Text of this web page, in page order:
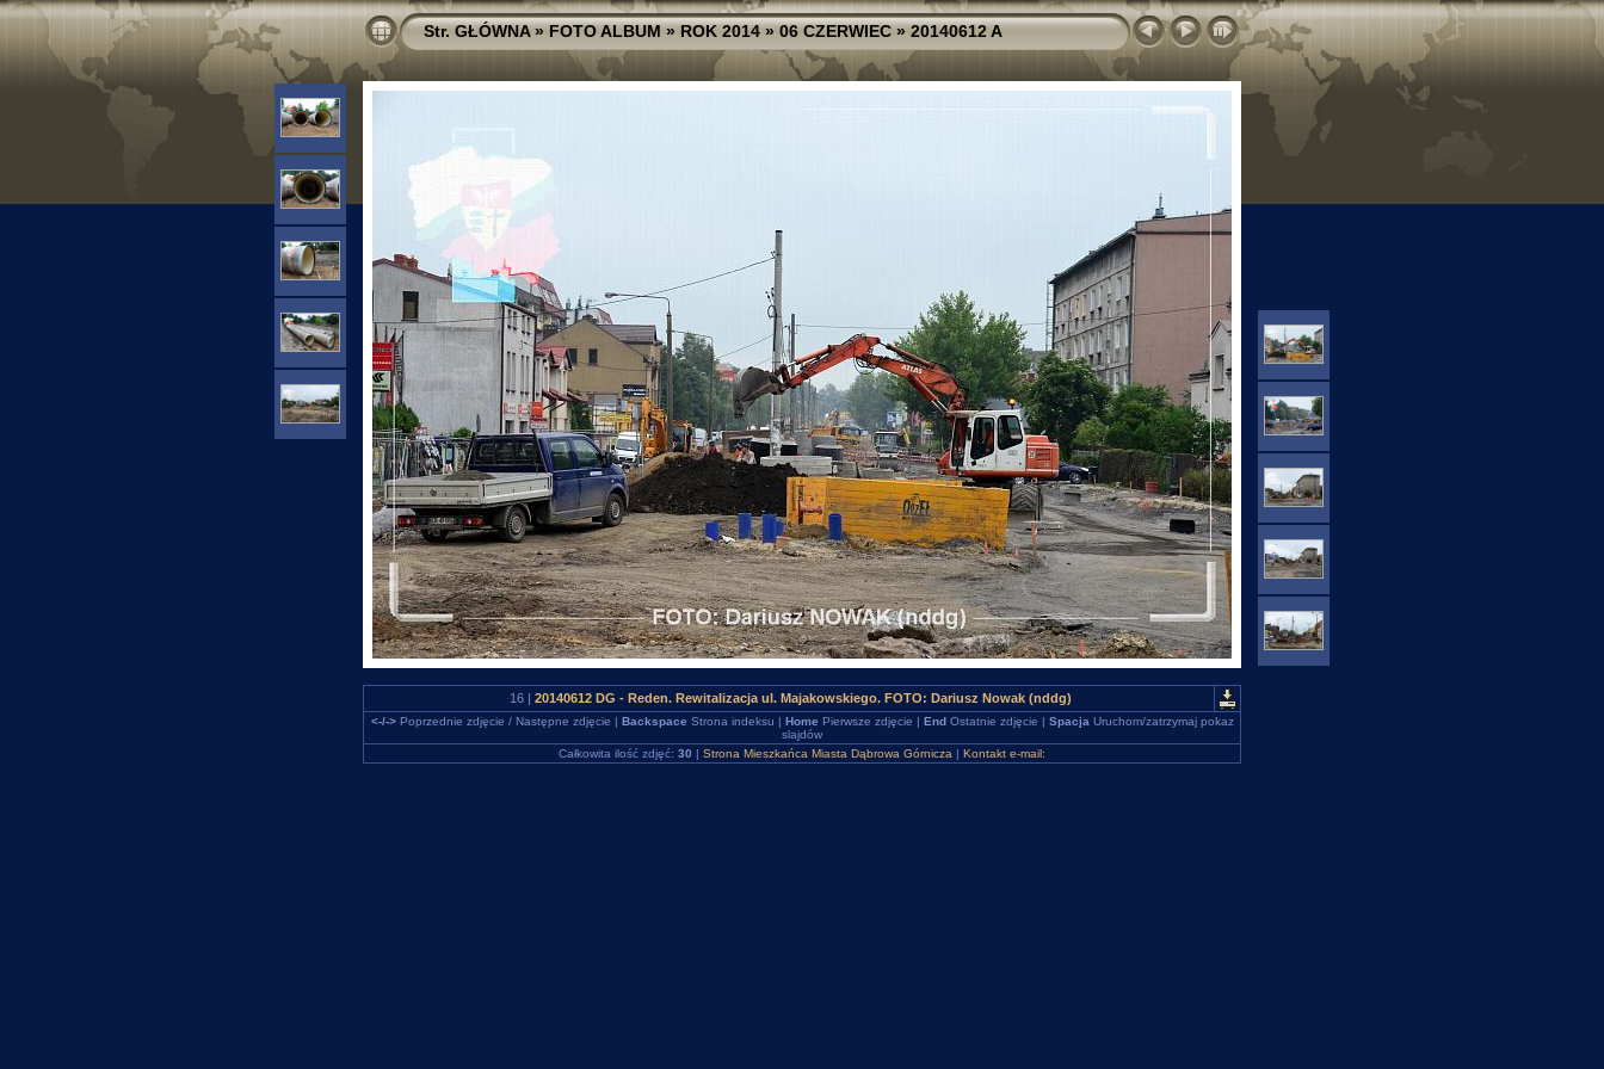
Str. GŁÓWNA»FOTO ALBUM»ROK 2014»06 CZERWIEC»20140612 A
16 | 20140612 DG - Reden. Rewitalizacja ul. Majakowskiego. FOTO: Dariusz Nowak (nddg)
<-/->Poprzednie zdjęcie / Następne zdjęcie | Backspace Strona indeksu | Home Pierwsze zdjęcie | EndOstatnie zdjęcie | Spacja Uruchom/zatrzymaj pokaz
slajdów
Całkowita ilość zdjęć: 30 | Strona Mieszkańca Miasta Dąbrowa Górnicza | Kontakt e-mail: